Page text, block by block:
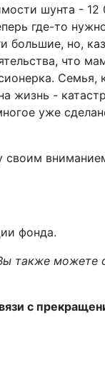
шунта -
где-то
большие, но,
что
Семья,
жизнь -
уже
фонда.
также можете
с